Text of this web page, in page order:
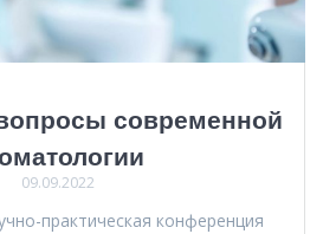
современной
09.09.2022
практическая конференция